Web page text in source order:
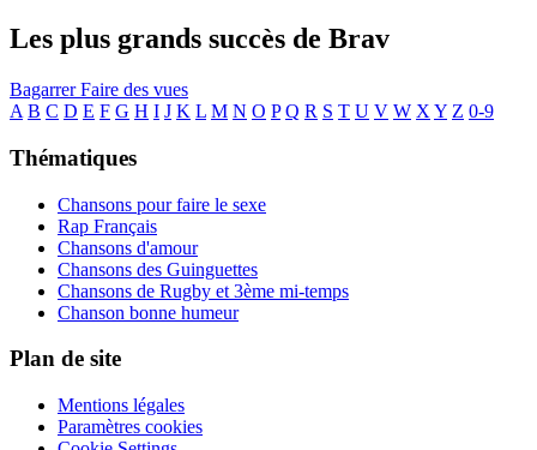
Les plus grands succès de Brav
BagarrerFaire des vues
A B C D E F G H I J K L M N O P Q R S T U V W X Y Z 0-9
Thématiques
Chansons pour faire le sexe
Rap Français
Chansons d'amour
Chansons des Guinguettes
Chansons de Rugby et 3ème mi-temps
Chanson bonne humeur
Plan de site
Mentions légales
Paramètres cookies